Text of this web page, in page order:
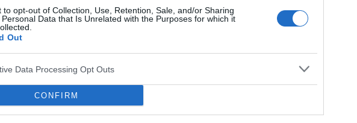
to opt-out of Collection, Use, Retention, Sale, and/or Sharing
Data that Is Unrelated with the Purposes for which it
Out
Data Processing Opt Outs
CONFIRM
interpretacja jest prawidłowa, co oznacza ? Lekarz
spieszy